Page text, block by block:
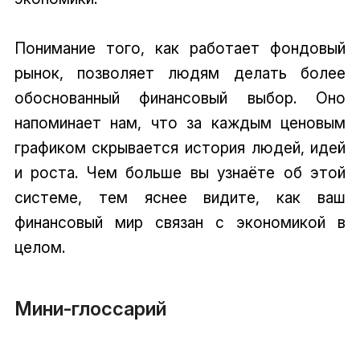
Понимание того, как работает фондовый
рынок, позволяет людям делать более
обоснованный финансовый выбор. Оно
напоминает нам, что за каждым ценовым
графиком скрывается история людей, идей
и роста. Чем больше вы узнаёте об этой
системе, тем яснее видите, как ваш
финансовый мир связан с экономикой в
целом.
Мини-глоссарий